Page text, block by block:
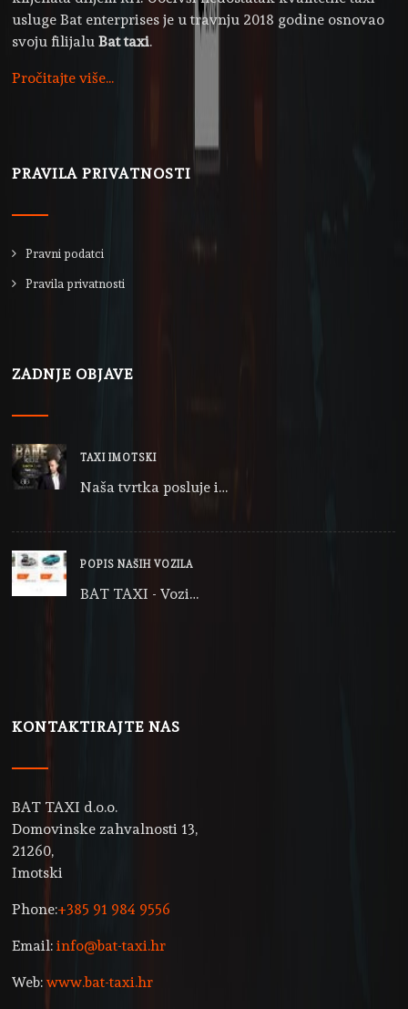
usluge Bat enterprises je u travnju 2018 godine osnovao
svoju filijaluBat taxi.
Pročitajte više...
PRAVILA PRIVATNOSTI
Pravni podatci
Pravila privatnosti
ZADNJE OBJAVE
TAXI IMOTSKI
Naša tvrtka posluje i…
POPIS NAŠIH VOZILA
BAT TAXI - Vozi…
KONTAKTIRAJTE NAS
BAT TAXI d.o.o.
Domovinske zahvalnosti 13,
21260,
Imotski
Phone:+385 91 984 9556
Email:info@bat-taxi.hr
Web:www.bat-taxi.hr